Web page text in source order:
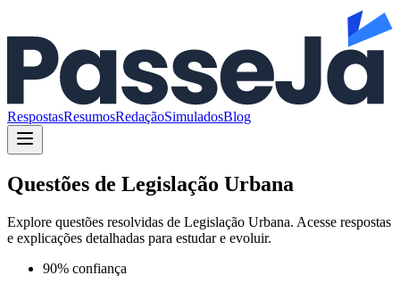
RespostasResumosRedaçãoSimuladosBlog
Questões de Legislação Urbana
Explore questões resolvidas de Legislação Urbana. Acesse respostas
e explicações detalhadas para estudar e evoluir.
90% confiança